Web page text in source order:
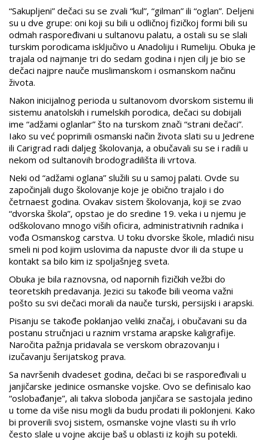
“Sakupljeni” dečaci su se zvali “kul”, “gilman” ili “oglan”. Deljeni
su u dve grupe: oni koji su bili u odličnoj fizičkoj formi bili su
odmah raspoređivani u sultanovu palatu, a ostali su se slali
turskim porodicama isključivo u Anadoliju i Rumeliju. Obuka je
trajala od najmanje tri do sedam godina i njen cilj je bio se
dečaci najpre nauče muslimanskom i osmanskom načinu
života.
Nakon inicijalnog perioda u sultanovom dvorskom sistemu ili
sistemu anatolskih i rumelskih porodica, dečaci su dobijali
ime “adžami oglanlar” što na turskom znači “strani dečaci”.
Iako su već poprimili osmanski način života slati su u Jedrene
ili Carigrad radi daljeg školovanja, a obučavali su se i radili u
nekom od sultanovih brodogradilišta ili vrtova.
Neki od “adžami oglana” služili su u samoj palati. Ovde su
započinjali dugo školovanje koje je obično trajalo i do
četrnaest godina. Ovakav sistem školovanja, koji se zvao
“dvorska škola”, opstao je do sredine 19. veka i u njemu je
odškolovano mnogo viših oficira, administrativnih radnika i
vođa Osmanskog carstva. U toku dvorske škole, mladići nisu
smeli ni pod kojim uslovima da napuste dvor ili da stupe u
kontakt sa bilo kim iz spoljašnjeg sveta.
Obuka je bila raznovsna, od napornih fizičkih vežbi do
teoretskih predavanja. Jezici su takođe bili veoma važni
pošto su svi dečaci morali da nauče turski, persijski i arapski.
Pisanju se takođe poklanjao veliki značaj, i obučavani su da
postanu stručnjaci u raznim vrstama arapske kaligrafije.
Naročita pažnja pridavala se verskom obrazovanju i
izučavanju šerijatskog prava.
Sa navršenih dvadeset godina, dečaci bi se raspoređivali u
janjičarske jedinice osmanske vojske. Ovo se definisalo kao
“oslobađanje”, ali takva sloboda janjičara se sastojala jedino
u tome da više nisu mogli da budu prodati ili poklonjeni. Kako
bi proverili svoj sistem, osmanske vojne vlasti su ih vrlo
često slale u vojne akcije baš u oblasti iz kojih su potekli.